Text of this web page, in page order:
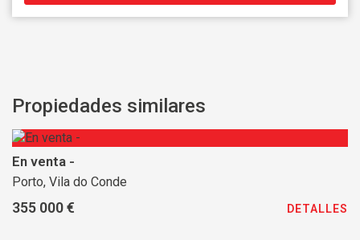
Propiedades similares
En venta -
Porto, Vila do Conde
355 000 € DETALLES